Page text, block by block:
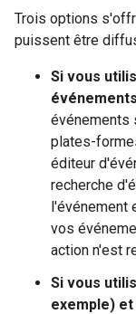
Trois options
puissent être
Si vous
événements
événements
plates-
éditeur
recherche
l'événement
vos
action n'est
Si vous
exemple)